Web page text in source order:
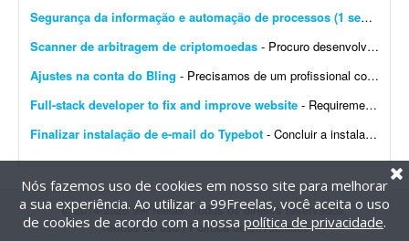
Segurança da informação e automação de processos (1 semana)
Scanner de arbitragem de criptomoedas - Procuro desenvolvedor full stack para criar uma plataforma profissional e scanner de arbitragem de criptomoedas, semelhante às principais soluções internacionais do mercado, po...
Ajustes na conta do Bling - Precisamos de um profissional com experiência em e-commerce e em configurações no Bling. Atualmente temos a conta de um cliente integrada com loja própria, Mercado Livre,...
Full-stack developer to fix and improve website - Requirements: - Basic to intermediate full-stack development skills - Experience with front-end and back-end web development - Ability to troubleshoot bugs and make small improvements - Good commu...
Finalizar instalação de e-mail do Typebot - Concluir a instalação de e-mail do Typebot. Configurar SMTP, validar o envio de mensagens e integrar a funcionalidade com a instância atual. Entregar documentação ...
@2014-2026 99Freelas. Todos os direitos reservados.
Termos de uso| Política de privacidade
Nós fazemos uso de cookies em nosso site para melhorar
a sua experiência. Ao utilizar a 99Freelas, você aceita o uso
de cookies de acordo com a nossa política de privacidade.